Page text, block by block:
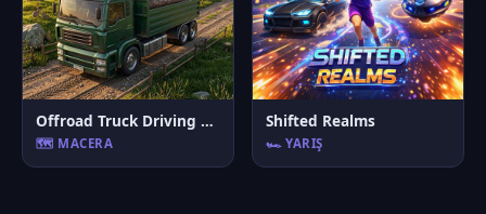
Offroad Truck Driving Game
🗺️ MACERA
Shifted Realms
🏎️ YARIŞ